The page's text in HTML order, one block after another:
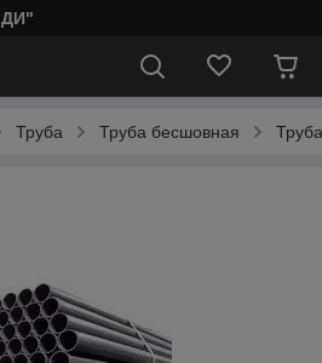
Труба Труба бесшовная